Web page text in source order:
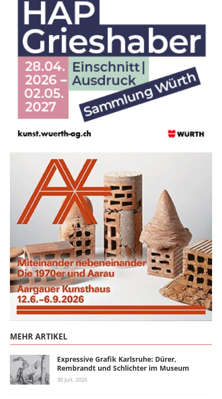
MEHR ARTIKEL
Expressive Grafik Karlsruhe: Dürer,
Rembrandt und Schlichter im Museum
30 Juli, 2026